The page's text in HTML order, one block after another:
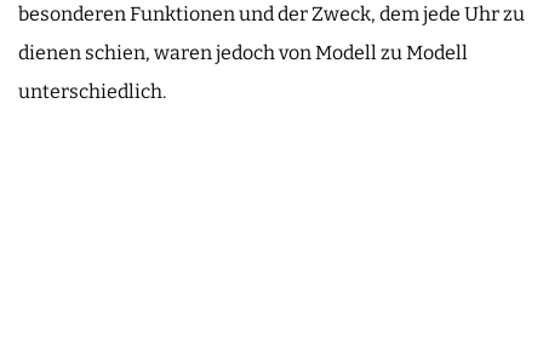
besonderen Funktionen und der Zweck, dem jede Uhr zu
dienen schien, waren jedoch von Modell zu Modell
unterschiedlich.